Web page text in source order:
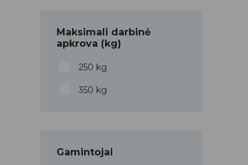
Maksimali darbinė
apkrova (kg)
250 kg
350 kg
Gamintojai